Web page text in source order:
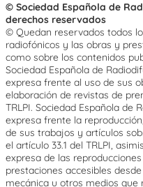
© Sociedad Española de
derechos reservados
© Quedan reservados todos
radiofónicos y las obras y
como sobre los contenidos
Sociedad Española de
expresa frente al uso de sus
elaboración de revistas de
TRLPI. Sociedad Española de
expresa frente la
de sus trabajos y artículos
el artículo 33.1 del TRLPI,
expresa de las
prestaciones accesibles
mecánica u otros medios